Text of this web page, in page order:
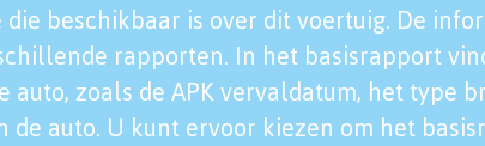
beschikbaar is over dit voertuig. De
rapporten. In het basisrapport
auto, zoals de APK vervaldatum, het type
de auto. U kunt ervoor kiezen om het